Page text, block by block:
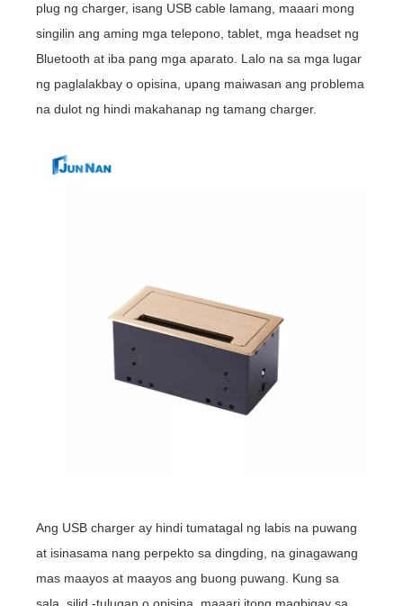
plug ng charger, isang USB cable lamang, maaari mong
singilin ang aming mga telepono, tablet, mga headset ng
Bluetooth at iba pang mga aparato. Lalo na sa mga lugar
ng paglalakbay o opisina, upang maiwasan ang problema
na dulot ng hindi makahanap ng tamang charger.
Ang USB charger ay hindi tumatagal ng labis na puwang
at isinasama nang perpekto sa dingding, na ginagawang
mas maayos at maayos ang buong puwang. Kung sa